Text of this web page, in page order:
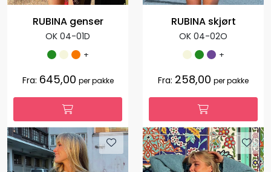
RUBINA genser
OK 04-01D
+
Fra: 645,00 per pakke
RUBINA skjørt
OK 04-02O
+
Fra: 258,00 per pakke